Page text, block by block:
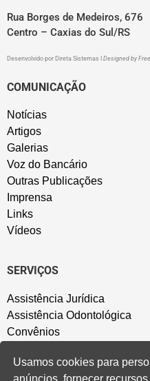
Rua Borges de Medeiros, 676
Centro – Caxias do Sul/RS
Desenvolvido por Direta Sistemas Designed by
COMUNICAÇÃO
Notícias
Artigos
Galerias
Voz do Bancário
Outras Publicações
Imprensa
Links
Vídeos
SERVIÇOS
Assistência Jurídica
Assistência Odontológica
Convênios
Salão de Festa
Usamos cookies para
anúncios, fornecer